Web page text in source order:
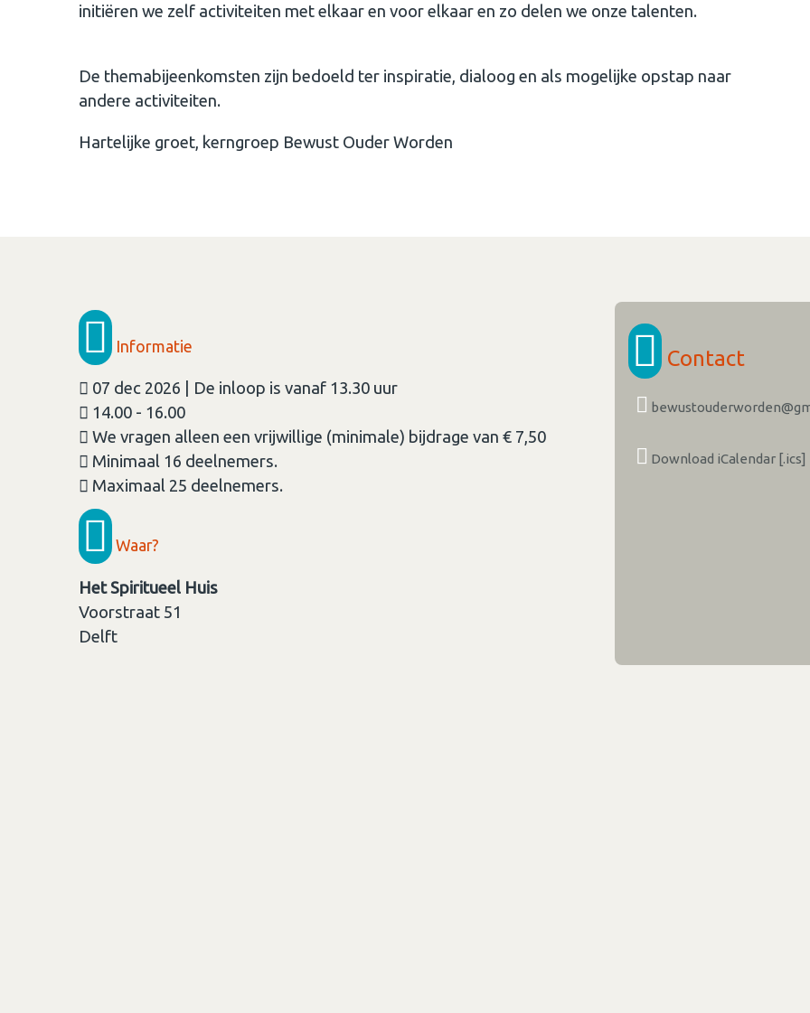
initiëren we zelf activiteiten met elkaar en voor elkaar en zo delen we onze talenten.
De themabijeenkomsten zijn bedoeld ter inspiratie, dialoog en als mogelijke opstap naar
andere activiteiten.
Hartelijke groet, kerngroep Bewust Ouder Worden
Informatie
07 dec 2026 | De inloop is vanaf 13.30 uur
14.00 - 16.00
We vragen alleen een vrijwillige (minimale) bijdrage van € 7,50
Minimaal 16 deelnemers.
Maximaal 25 deelnemers.
Waar?
Het Spiritueel Huis
Voorstraat 51
Delft
Contact
Download iCalendar [.ics]